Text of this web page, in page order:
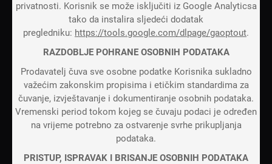
privatnosti. Korisnik se može isključiti iz Google Analyticsa
tako da instalira sljedeći dodatak
pregledniku: https://tools.google.com/dlpage/gaoptout.
RAZDOBLJE POHRANE OSOBNIH PODATAKA
Prodavatelj čuva sve osobne podatke Korisnika sukladno
važećim zakonskim propisima i etičkim standardima za
čuvanje, izvještavanje i dokumentiranje osobnih podataka.
Vremenski period tokom kojeg se čuvaju podaci je određen
na vrijeme potrebno za ostvarenje svrhe prikupljanja
podataka.
PRISTUP, ISPRAVAK I BRISANJE OSOBNIH PODATAKA